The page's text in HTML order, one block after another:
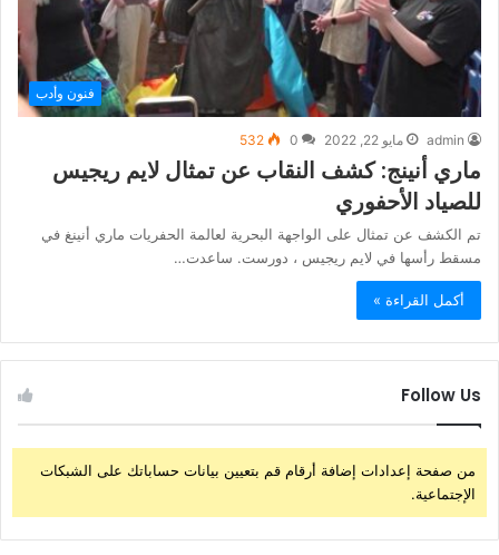
فنون وأدب
admin مايو 22, 2022 0
532
ماري أنينج: كشف النقاب عن تمثال لايم ريجيس
للصياد الأحفوري
تم الكشف عن تمثال على الواجهة البحرية لعالمة الحفريات ماري أنينغ في
مسقط رأسها في لايم ريجيس ، دورست. ساعدت…
أكمل القراءة »
Follow Us
من صفحة إعدادات إضافة أرقام قم بتعيين بيانات حساباتك على الشبكات
الإجتماعية.